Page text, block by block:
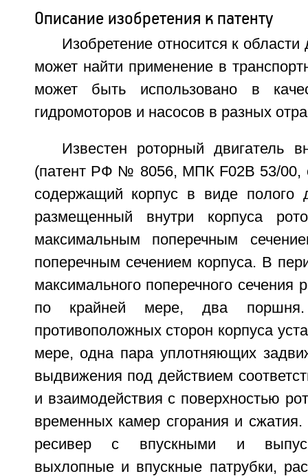
Описание изобретения к патенту
Изобретение относится к области
может найти применение в
может быть использовано в
гидромоторов и насосов в разных
Известен роторный двигатель
(патент РФ № 8056, МПК F02В 53/00,
содержащий корпус в виде полого
размещенный внутри корпуса
максимальным поперечным
поперечным сечением корпуса. В
максимального поперечного сечения
по крайней мере, два
противоположных сторон корпуса
мере, одна пара уплотняющих
выдвижения под действием
и взаимодействия с поверхностью
временных камер сгорания и сжатия.
ресивер с впускными и
выхлопные и впускные патрубки,